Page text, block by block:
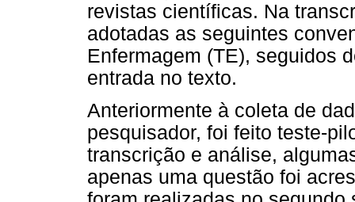
revistas científicas. Na
adotadas as seguintes
Enfermagem (TE), seguidos
entrada no texto.
Anteriormente à coleta de
pesquisador, foi feito teste-
transcrição e análise,
apenas uma questão foi